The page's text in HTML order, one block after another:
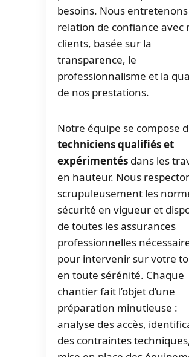
besoins. Nous
relation de confiance avec
clients, basée sur la
transparence, le
professionnalisme et la
de nos prestations.
Notre équipe se compose
techniciens qualifiés et
expérimentés dans les
en hauteur. Nous
scrupuleusement les
sécurité en vigueur et
de toutes les assurances
professionnelles
pour intervenir sur votre
en toute sérénité. Chaque
chantier fait l’objet d’une
préparation minutieuse :
analyse des accès,
des contraintes